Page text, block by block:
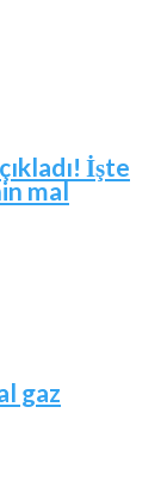
İşte
mal
gaz